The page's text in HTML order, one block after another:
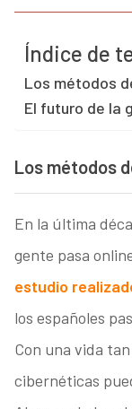
Índice de
Los métodos
El futuro de la
Los métodos
En la última
gente pasa
estudio
los españoles
Con una vida
cibernéticas